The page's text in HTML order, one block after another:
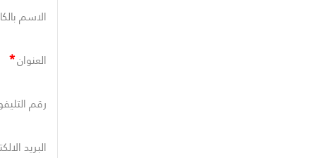
الاسم
العنوان*
رقم
البريد